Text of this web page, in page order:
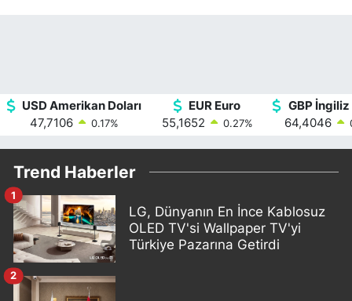
USD Amerikan Doları
47,7106
0.17%
EUR Euro
55,1652
0.27%
GBP
64,4046
Trend Haberler
LG, Dünyanın En İnce Kablosuz
OLED TV'si Wallpaper TV'yi
Türkiye Pazarına Getirdi
1
2